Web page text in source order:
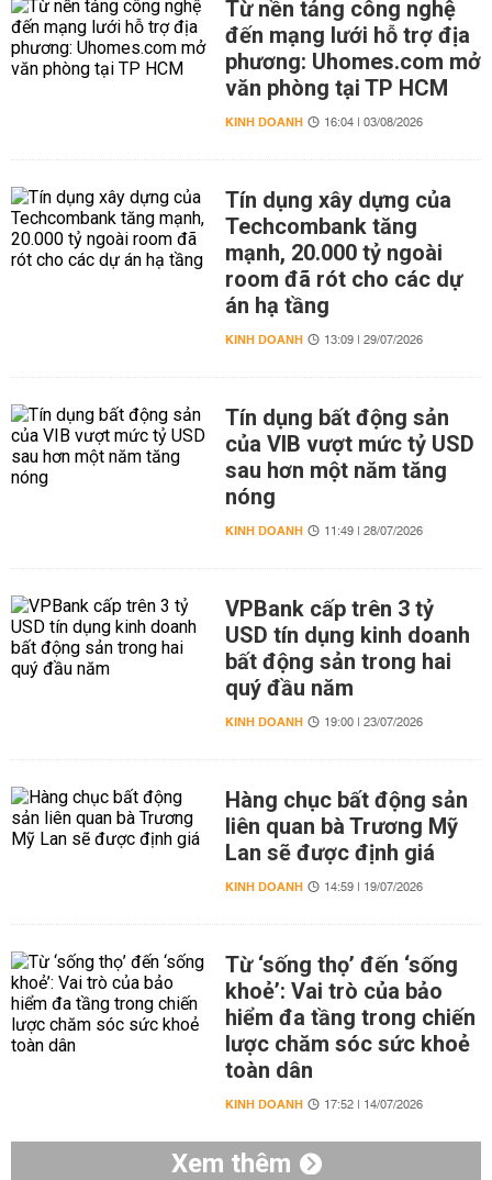
Từ nền tảng công nghệ
đến mạng lưới hỗ trợ địa
phương: Uhomes.com mở
văn phòng tại TP HCM
KINH DOANH 16:04 | 03/08/2026
Tín dụng xây dựng của
Techcombank tăng
mạnh, 20.000 tỷ ngoài
room đã rót cho các dự
án hạ tầng
KINH DOANH 13:09 | 29/07/2026
Tín dụng bất động sản
của VIB vượt mức tỷ USD
sau hơn một năm tăng
nóng
KINH DOANH 11:49 | 28/07/2026
VPBank cấp trên 3 tỷ
USD tín dụng kinh doanh
bất động sản trong hai
quý đầu năm
KINH DOANH 19:00 | 23/07/2026
Hàng chục bất động sản
liên quan bà Trương Mỹ
Lan sẽ được định giá
KINH DOANH 14:59 | 19/07/2026
Từ ‘sống thọ’ đến ‘sống
khoẻ’: Vai trò của bảo
hiểm đa tầng trong chiến
lược chăm sóc sức khoẻ
toàn dân
KINH DOANH 17:52 | 14/07/2026
Xem thêm